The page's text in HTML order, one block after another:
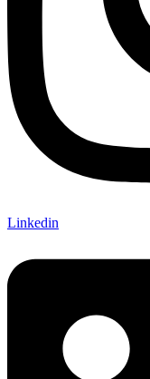
Linkedin